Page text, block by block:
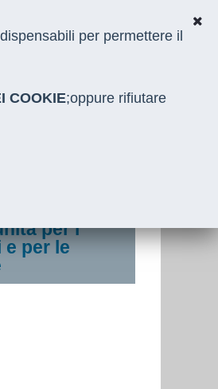
per i
per le
per permettere il
COOKIE;oppure rifiutare